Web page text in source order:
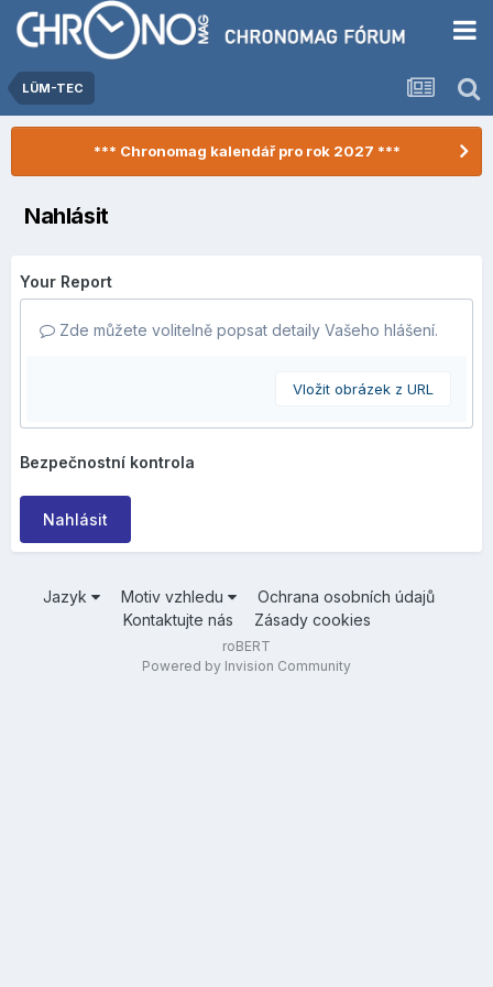
LÜM-TEC
*** Chronomag kalendář pro rok 2027 ***
Nahlásit
Your Report
Zde můžete volitelně popsat detaily Vašeho hlášení.
Vložit obrázek z URL
Bezpečnostní kontrola
Nahlásit
Jazyk Motiv vzhledu
Ochrana osobních údajů
Kontaktujte nás
Zásady cookies
roBERT
Powered by Invision Community